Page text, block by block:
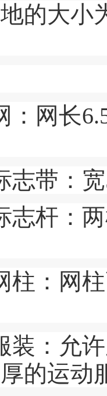
大小为
长
带：宽
：两
网柱
：允许
的运动